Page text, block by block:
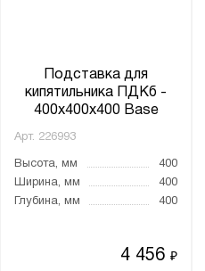
Подставка для
кипятильника ПДКб -
400x400x400 Base
Арт. 226993
Высота, мм
400
Ширина, мм
400
Глубина, мм
400
4 456₽